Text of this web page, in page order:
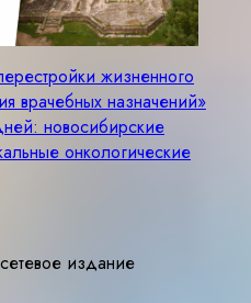
жизненного
врачебных назначений»
новосибирские
онкологические
издание